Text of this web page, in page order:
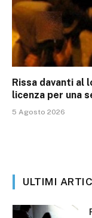
Rissa davanti al
licenza per una
5 Agosto 2026
ULTIMI